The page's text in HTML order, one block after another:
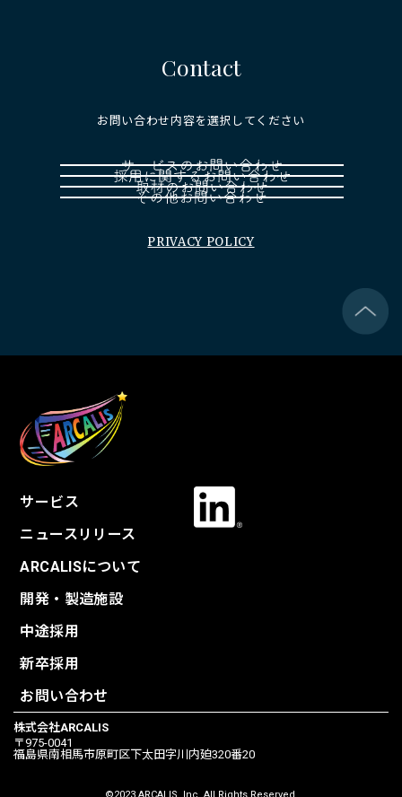
Contact
お問い合わせ内容を選択してください
PRIVACY POLICY
サービス
ニュースリリース
ARCALISについて
開発・製造施設
中途採用
新卒採用
お問い合わせ
株式会社ARCALIS
〒975-0041
福島県南相馬市原町区下太田字川内廹320番20
©2023 ARCALIS, Inc. All Rights Reserved.